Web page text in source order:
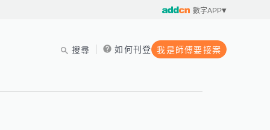
數字APP
搜尋 如何刊登 我是師傅要接案